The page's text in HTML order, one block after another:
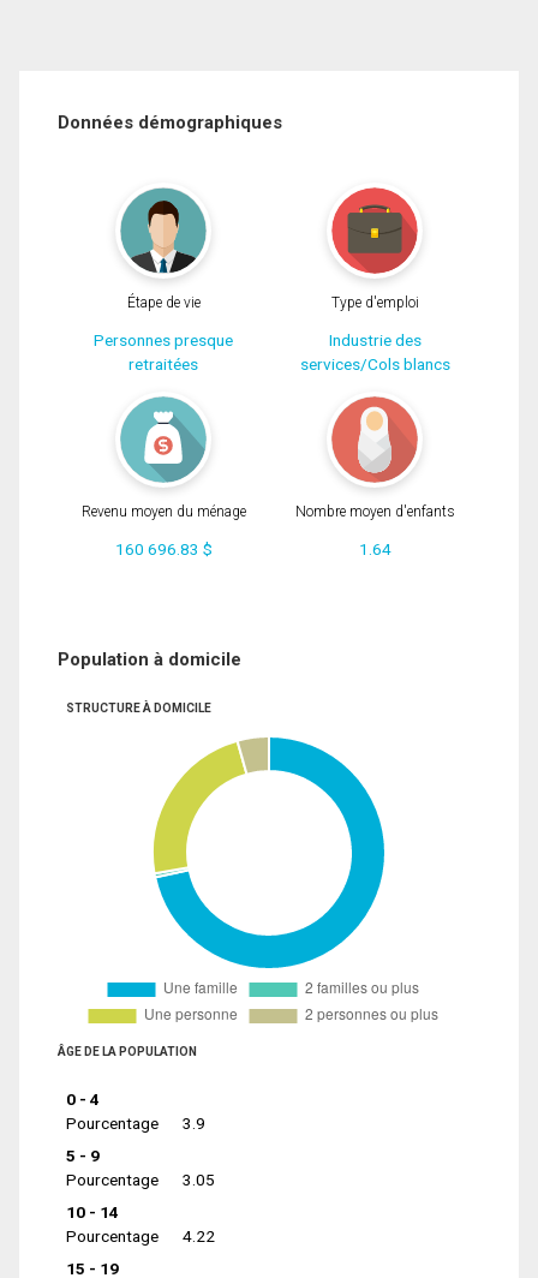
Données démographiques
Étape de vie
Personnes presque
retraitées
Type d'emploi
Industrie des
services/Cols blancs
Revenu moyen du ménage
160 696.83 $
Nombre moyen d'enfants
1.64
Population à domicile
STRUCTURE À DOMICILE
ÂGE DE LA POPULATION
0 - 4
Pourcentage
3.9
5 - 9
Pourcentage
3.05
10 - 14
Pourcentage
4.22
15 - 19